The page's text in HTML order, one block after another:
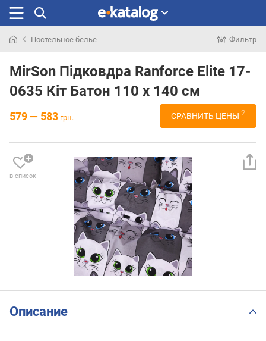
раньше
Постельное белье Фильтр
MirSon Підковдра Ranforce Elite 17-
0635 Кіт Батон 110 x 140 см
579 — 583 грн. СРАВНИТЬ ЦЕНЫ 2
в список
Описание